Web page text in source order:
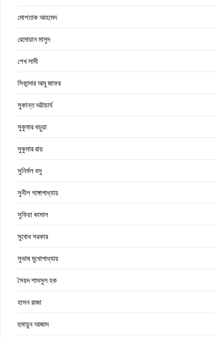
মোশতাক আহমেদ
রেদোয়ান মাসুদ
শেখ সাদী
সিকান্দার আবু জাফর
সুকান্ত ভট্টাচার্য
সুকুমার বড়ুয়া
সুকুমার রায়
সুনির্মল বসু
সুনীল গঙ্গোপাধ্যায়
সুফিয়া কামাল
সুবোধ সরকার
সুভাষ মুখোপাধ্যায়
সৈয়দ শামসুল হক
হাসন রাজা
হুমায়ুন আজাদ